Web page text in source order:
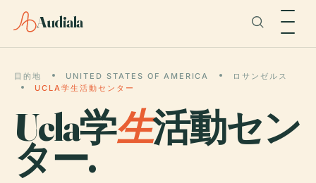
Audiala
目的地 UNITED STATES OF AMERICA
ロサンゼルス
UCLA学生活動センター
Ucla学生活動セン
ター.